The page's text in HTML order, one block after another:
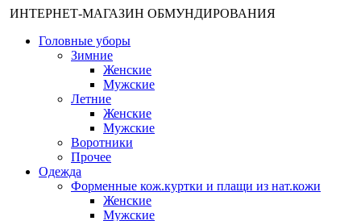
ИНТЕРНЕТ-МАГАЗИН ОБМУНДИРОВАНИЯ
Головные уборы
Зимние
Женские
Мужские
Летние
Женские
Мужские
Воротники
Прочее
Одежда
Форменные кож.куртки и плащи из нат.кожи
Женские
Мужские